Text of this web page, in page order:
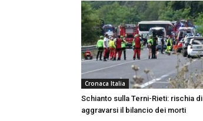
Cronaca Italia
Schianto sulla Terni-Rieti: rischia di
aggravarsi il bilancio dei morti